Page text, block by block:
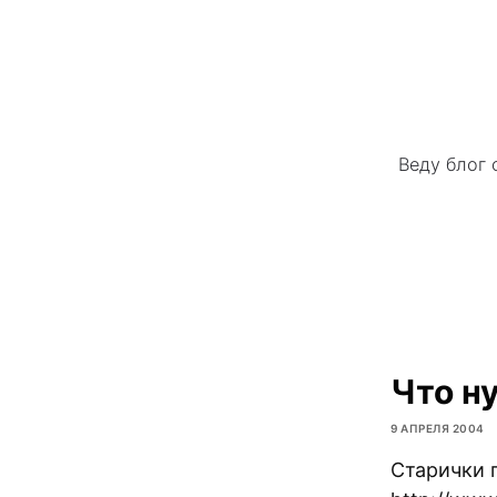
Веду блог
Что
9 АПРЕЛЯ 2004
Старички